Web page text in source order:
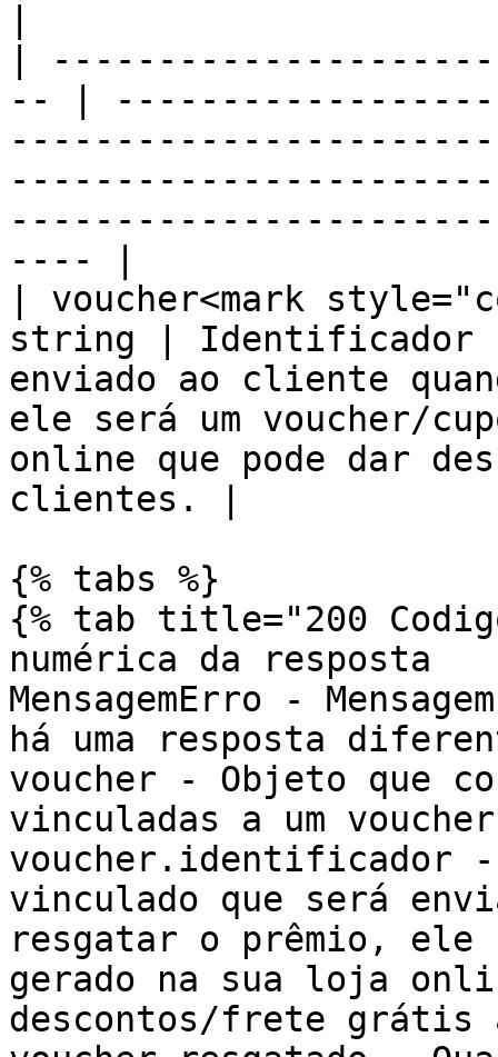
|
-- |
---- |
| voucher<mark
string | Identificador
enviado ao cliente
ele será um voucher/
online que pode dar
clientes. |
{% tabs %}
{% tab title="200
numérica da resposta
MensagemErro -
há uma resposta
voucher - Objeto que
vinculadas a um voucher
voucher.identificador
vinculado que será
resgatar o prêmio, ele
gerado na sua loja
descontos/frete grátis